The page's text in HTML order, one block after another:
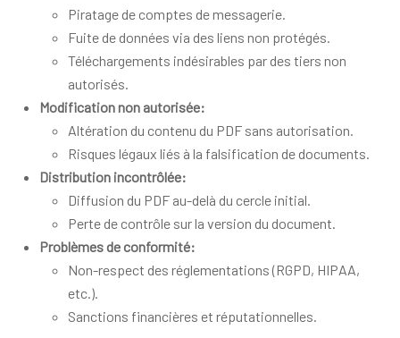
Piratage de comptes de messagerie.
Fuite de données via des liens non protégés.
Téléchargements indésirables par des tiers non
autorisés.
Modification non autorisée:
Altération du contenu du PDF sans autorisation.
Risques légaux liés à la falsification de documents.
Distribution incontrôlée:
Diffusion du PDF au-delà du cercle initial.
Perte de contrôle sur la version du document.
Problèmes de conformité:
Non-respect des réglementations (RGPD, HIPAA,
etc.).
Sanctions financières et réputationnelles.